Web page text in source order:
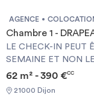
AGENCE
Chambre 1 -
LE CHECK-IN PEUT
SEMAINE ET NON LE WEEK-END
Garantie Visale
[ENG] CHECK-IN CAN ONLY BE DONE ON WEEKDAYS AND
NOT AT WEEKENDS +++You must provide a Visale Guarantee
62 m² - 390 €CC
21000 Dijon